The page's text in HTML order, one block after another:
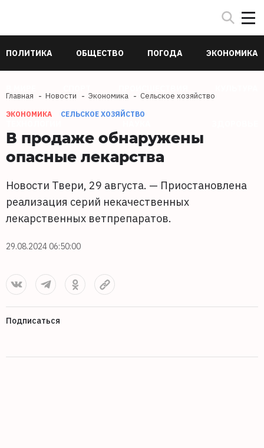
ПОЛИТИКА ОБЩЕСТВО ПОГОДА ЭКОНОМИКА
Главная Новости Экономика Сельское хозяйство
ЭКОНОМИКА СЕЛЬСКОЕ ХОЗЯЙСТВО
В продаже обнаружены
опасные лекарства
Новости Твери, 29 августа. — Приостановлена
реализация серий некачественных
лекарственных ветпрепаратов.
29.08.2024 06:50:00
Подписаться